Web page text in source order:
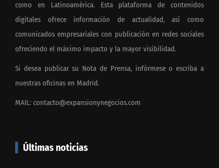
como en Latinoamérica. Esta plataforma de contenidos
digitales ofrece información de actualidad, así como
comunicados empresariales con publicación en redes sociales
ofreciendo el máximo impacto y la mayor visibilidad.
Si desea publicar su Nota de Prensa, infórmese o escriba a
nuestras oficinas en Madrid.
MAIL: contacto@expansionynegocios.com
Últimas noticias